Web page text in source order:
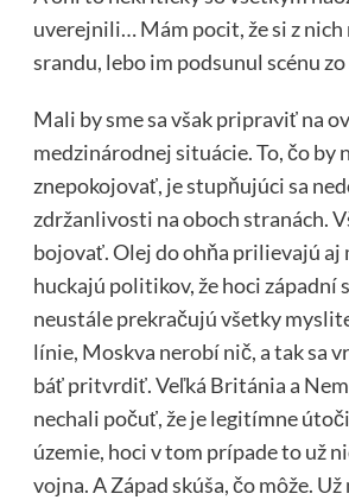
uverejnili… Mám pocit, že si z
srandu, lebo im podsunul scénu zo
Mali by sme sa však pripraviť na
medzinárodnej situácie. To, čo by
znepokojovať, je stupňujúci sa
zdržanlivosti na oboch stranách.
bojovať. Olej do ohňa prilievajú aj
huckajú politikov, že hoci západní
neustále prekračujú všetky
línie, Moskva nerobí nič, a tak sa
báť pritvrdiť. Veľká Británia a
nechali počuť, že je legitímne
územie, hoci v tom prípade to už
vojna. A Západ skúša, čo môže.